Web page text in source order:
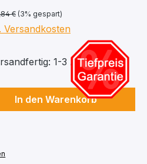
€ (3% gespart)
Versandkosten
1-3 Arbeitstage
Gib den
In den Warenkorb